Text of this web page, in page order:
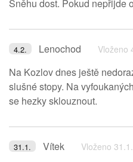
Sněhu dost. Pokud nepřijde
4.2. Lenochod Vloženo
Na Kozlov dnes ještě
slušné stopy. Na
se hezky sklouznout.
31.1. Vítek Vloženo